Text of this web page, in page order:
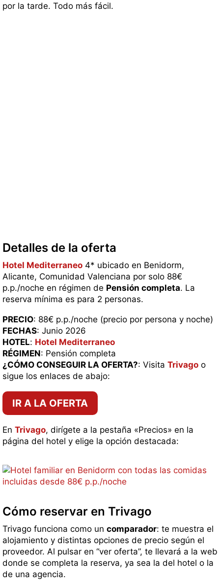
por la tarde. Todo más fácil.
Detalles de la oferta
Hotel Mediterraneo 4* ubicado en Benidorm,
Alicante, Comunidad Valenciana por solo 88€
p.p./noche en régimen de Pensión completa. La
reserva mínima es para 2 personas.
PRECIO: 88€ p.p./noche (precio por persona y noche)
FECHAS: Junio 2026
HOTEL: Hotel Mediterraneo
RÉGIMEN: Pensión completa
¿CÓMO CONSEGUIR LA OFERTA?: Visita Trivago o
sigue los enlaces de abajo:
IR A LA OFERTA
En Trivago, dirígete a la pestaña «Precios» en la
página del hotel y elige la opción destacada:
Cómo reservar en Trivago
Trivago funciona como un comparador: te muestra el
alojamiento y distintas opciones de precio según el
proveedor. Al pulsar en “ver oferta”, te llevará a la web
donde se completa la reserva, ya sea la del hotel o la
de una agencia.